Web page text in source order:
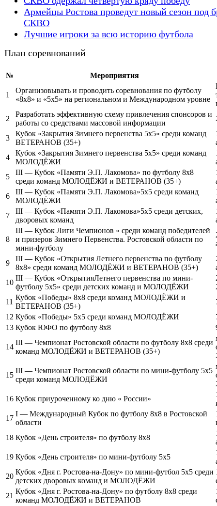
Армейцы Ростова проведут новый сезон под
СКВО
Лучшие игроки за всю историю футбола
План соревнований
№ Мероприятия
1
Организовывать и проводить соревнования по футболу
«8x8» и «5x5» на региональном и Международном уровне
2
Разработать эффективную схему привлечения спонсоров и
работы со средствами массовой информации
3
Кубок «Закрытия Зимнего первенства 5х5» среди команд
ВЕТЕРАНОВ (35+)
4
Кубок «Закрытия Зимнего первенства 5х5» среди команд
МОЛОДЁЖИ
5
III — Кубок «Памяти Э.П. Лакомова» по футболу 8х8
среди команд МОЛОДЁЖИ и ВЕТЕРАНОВ (35+)
6
III — Кубок «Памяти Э.П. Лакомова»5х5 среди команд
МОЛОДЁЖИ
7
III — Кубок «Памяти Э.П. Лакомова»5х5 среди детских,
дворовых команд
8
III — Кубок Лиги Чемпионов « среди команд победителей
и призеров Зимнего Первенства. Ростовской области по
мини-футболу
9
III — Кубок «Открытия Летнего первенства по футболу
8х8» среди команд МОЛОДЁЖИ и ВЕТЕРАНОВ (35+)
10
III — Кубок «ОткрытияЛетнего первенства по мини-
футболу 5х5» среди детских команд и МОЛОДЁЖИ
11
Кубок «Победы» 8х8 среди команд МОЛОДЁЖИ и
ВЕТЕРАНОВ (35+)
12 Кубок «Победы» 5х5 среди команд МОЛОДЁЖИ
13 Кубок ЮФО по футболу 8х8
14
III — Чемпионат Ростовской области по футболу 8х8 среди
команд МОЛОДЁЖИ и ВЕТЕРАНОВ (35+)
15
III — Чемпионат Ростовской области по мини-футболу 5х5
среди команд МОЛОДЁЖИ
16 Кубок приуроченному ко дню « России»
17
I — Международный Кубок по футболу 8х8 в Ростовской
области
18 Кубок «День строителя» по футболу 8х8
19 Кубок «День строителя» по мини-футболу 5х5
20
Кубок «Дня г. Ростова-на-Дону» по мини-футбол 5х5 среди
детских дворовых команд и МОЛОДЁЖИ
21
Кубок «Дня г. Ростова-на-Дону» по футболу 8х8 среди
команд МОЛОДЁЖИ и ВЕТЕРАНОВ